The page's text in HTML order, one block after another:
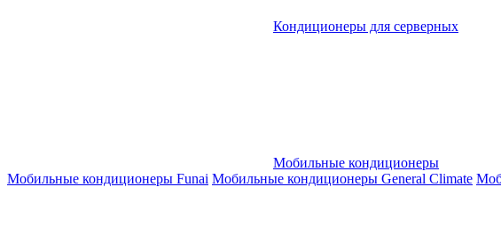
Кондиционеры для серверных
Мобильные кондиционеры
Мобильные кондиционеры Funai Мобильные кондиционеры General Climate